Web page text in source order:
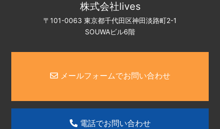
株式会社lives
〒101-0063 東京都千代田区神田淡路町2-1
SOUWAビル6階
メールフォームでお問い合わせ
電話でお問い合わせ